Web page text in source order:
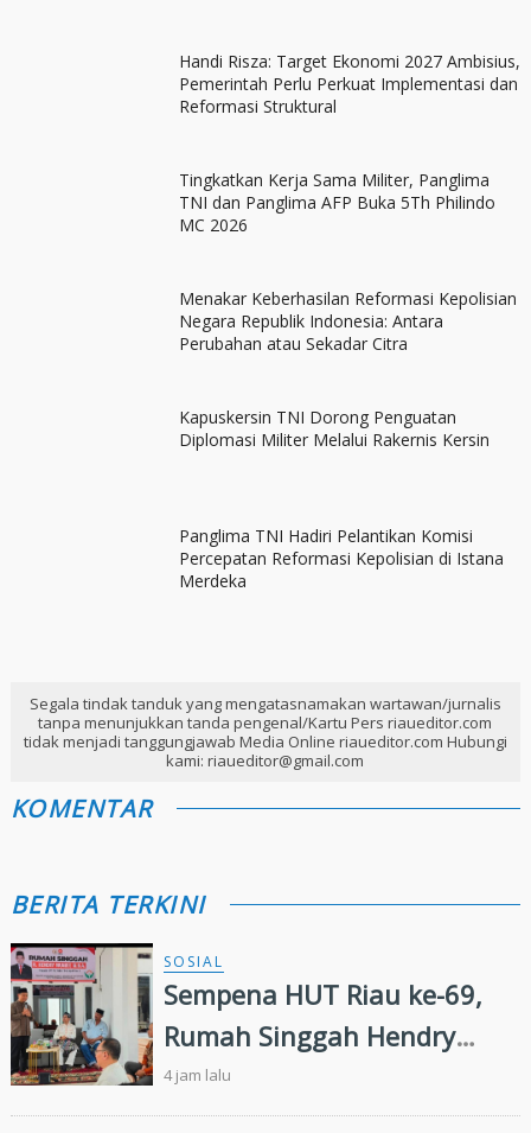
Handi Risza: Target Ekonomi 2027 Ambisius,
Pemerintah Perlu Perkuat Implementasi dan
Reformasi Struktural
Tingkatkan Kerja Sama Militer, Panglima
TNI dan Panglima AFP Buka 5Th Philindo
MC 2026
Menakar Keberhasilan Reformasi Kepolisian
Negara Republik Indonesia: Antara
Perubahan atau Sekadar Citra
Kapuskersin TNI Dorong Penguatan
Diplomasi Militer Melalui Rakernis Kersin
Panglima TNI Hadiri Pelantikan Komisi
Percepatan Reformasi Kepolisian di Istana
Merdeka
Segala tindak tanduk yang mengatasnamakan wartawan/jurnalis
tanpa menunjukkan tanda pengenal/Kartu Pers riaueditor.com
tidak menjadi tanggungjawab Media Online riaueditor.com Hubungi
kami: riaueditor@gmail.com
KOMENTAR
BERITA TERKINI
SOSIAL
Sempena HUT Riau ke-69,
Rumah Singgah Hendry
Munief Diresmikan
4 jam lalu